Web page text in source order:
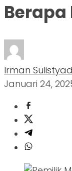
Berapa
Irman
Januari 24,